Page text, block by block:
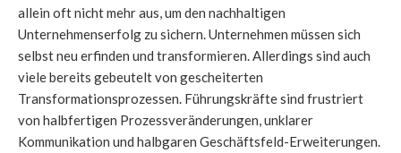
allein oft nicht mehr aus, um den nachhaltigen
Unternehmenserfolg zu sichern. Unternehmen müssen sich
selbst neu erfinden und transformieren. Allerdings sind auch
viele bereits gebeutelt von gescheiterten
Transformationsprozessen. Führungskräfte sind frustriert
von halbfertigen Prozessveränderungen, unklarer
Kommunikation und halbgaren Geschäftsfeld-Erweiterungen.